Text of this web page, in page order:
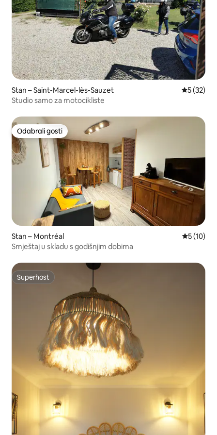
Stan – Saint-Marcel-lès-Sauzet Prosječna
5 (32)
Studio samo za motocikliste
Odabrali gosti
Odabrali gosti
Stan – Montréal Prosječna
5 (10)
Smještaj u skladu s godišnjim dobima
Superhost
Superhost